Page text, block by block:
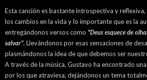
Esta canción es bastante introspectiva y
los cambios en la vida y lo importante que es la
entregándonos versos como "Deus esquece de
salvar", Llevándonos por esas sensaciones de
plasmándonos la idea de que debemos ser
A través de la música, Gustavo ha encontrado
por los que atraviesa, dejándonos un tema